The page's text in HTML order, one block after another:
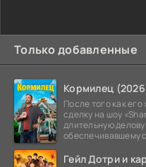
Только добавленные
Кормилец
После того как
сделку на шоу
длительную
обеспечивавшему
Гейл Дотри и